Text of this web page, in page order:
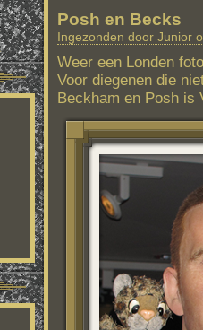
Posh en Becks
Ingezonden door Junior
Weer een Londen
Voor diegenen die
Beckham en Posh is